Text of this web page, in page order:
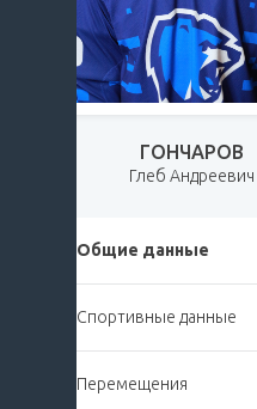
ГОНЧАРОВ
Глеб Андреевич
Общие данные
Спортивные данные
Перемещения